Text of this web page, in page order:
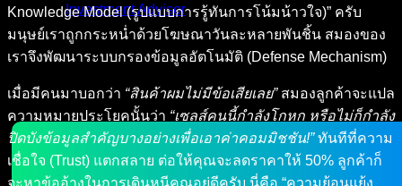
Investment Advisor
ผลงานที่ผ่านมา
บทความ
ติดต่อผม
Knowledge Model (รูปแบบการรู้ทันการโน้มน้าวใจ)” ครับ
มนุษย์เราถูกกระหน่ำด้วยโฆษณาวันละหลายพันชิ้น สมองของ
เราจึงพัฒนาระบบกรองข้อมูลอัตโนมัติ (Defense Mechanism)
เมื่อมีคนมาบอกว่า “สินค้าผมไม่มีข้อเสียเลย”สมองลูกค้าจะแปล
ความหมายประโยคนั้นว่า “เซลส์คนนี้กำลังโกหก หรือไม่ก็กำลัง
ปิดบังข้อมูลสำคัญบางอย่างเพื่อเอาค่าคอมมิชชัน!”ทันทีที่ความ
เชื่อใจ (Trust) แตกสลาย ต่อให้คุณจะลดราคาให้ 50% ลูกค้าก็